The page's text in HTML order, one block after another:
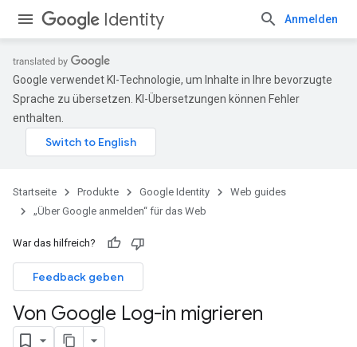
Identity Anmelden
Google verwendet KI-Technologie, um Inhalte in Ihre bevorzugte
Sprache zu übersetzen. KI-Übersetzungen können Fehler
enthalten.
Startseite Produkte Google Identity
Web guides
„Über Google anmelden“ für das Web
War das hilfreich?
Feedback geben
Von Google Log-in migrieren